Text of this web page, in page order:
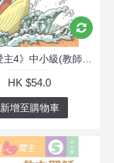
HK $54.0
新增至購物車